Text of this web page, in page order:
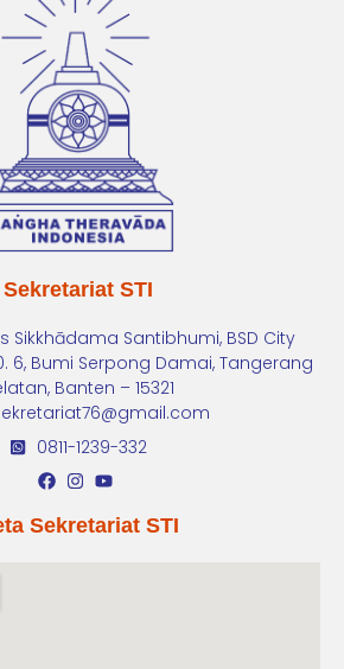
Sekretariat STI
Sikkhādama Santibhumi, BSD City
6, Bumi Serpong Damai, Tangerang
Banten – 15321
0811-1239-332
Sekretariat STI